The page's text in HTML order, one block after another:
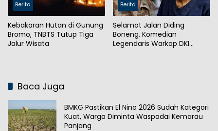
Berita
Kebakaran Hutan di Gunung
Bromo, TNBTS Tutup Tiga
Jalur Wisata
Berita
Selamat Jalan Diding
Boneng, Komedian
Legendaris Warkop DKI
Baca Juga
BMKG Pastikan El Nino 2026 Sudah Kategori
Kuat, Warga Diminta Waspadai Kemarau
Panjang